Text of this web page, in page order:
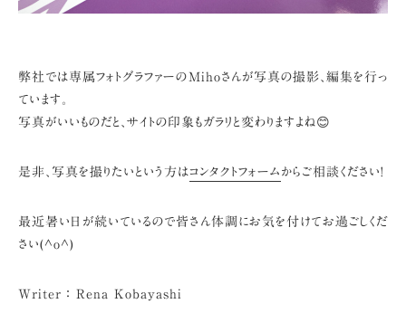
弊社では専属フォトグラファーのMihoさんが写真の撮影、編集を行っ
ています。
写真がいいものだと、サイトの印象もガラリと変わりますよね😊
是非、写真を撮りたいという方は コンタクトフォーム からご相談ください!
最近暑い日が続いているので皆さん体調にお気を付けてお過ごしくだ
さい(^o^)
Writer ： Rena Kobayashi